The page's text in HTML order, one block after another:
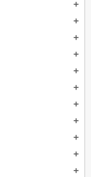
add
add
add
add
add
add
add
add
add
add
add